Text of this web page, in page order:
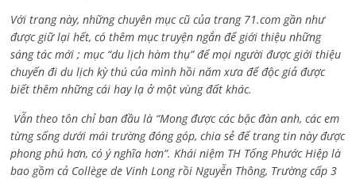
Với trang này, những chuyên mục cũ của trang 71.com gần như
được giữ lại hết, có thêm mục truyện ngắn để giới thiệu những
sáng tác mới ; mục “du lịch hàm thụ” để mọi người được giới thiệu
chuyến đi du lịch kỳ thú của mình hồi năm xưa để độc giả được
biết thêm những cái hay lạ ở một vùng đất khác.
Vẫn theo tôn chỉ ban đầu là “Mong được các bậc đàn anh, các em
từng sống dưới mái trường đóng góp, chia sẻ để trang tin này được
phong phú hơn, có ý nghĩa hơn”. Khái niệm TH Tống Phước Hiệp là
bao gồm cả Collège de Vinh Long rồi Nguyễn Thông, Trường cấp 3